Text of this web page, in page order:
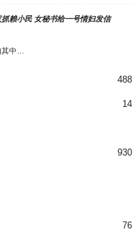
赖小民 女秘书给一号情妇发信
中…
488
14
930
76